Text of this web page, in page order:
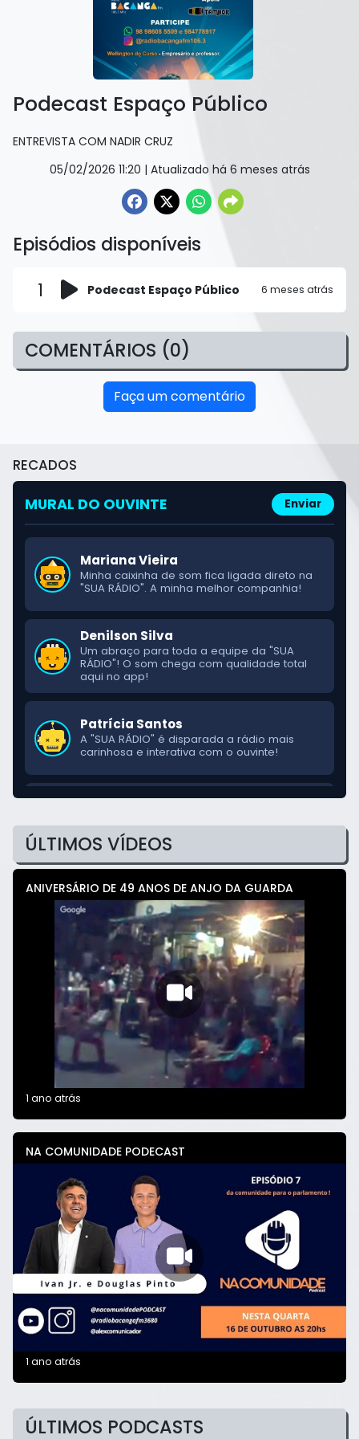
Podecast Espaço Público
ENTREVISTA COM NADIR CRUZ
05/02/2026 11:20 | Atualizado há 6 meses atrás
Episódios disponíveis
1 Podecast Espaço Público 6 meses atrás
COMENTÁRIOS (0)
Faça um comentário
RECADOS
MURAL DO OUVINTE Enviar
Cleiton Borges
A "SUA RÁDIO" é o som da nossa terra! Ligo o
rádio logo cedo!
Mariana Vieira
Minha caixinha de som fica ligada direto na
"SUA RÁDIO". A minha melhor companhia!
Denilson Silva
Um abraço para toda a equipe da "SUA
RÁDIO"! O som chega com qualidade total
aqui no app!
Patrícia Santos
A "SUA RÁDIO" é disparada a rádio mais
carinhosa e interativa com o ouvinte!
Luciana Mendes
equipe técnica e para os ouvintes da "SUA
RÁDIO"!
Jardel Castro
O som da "SUA RÁDIO" é diferenciado
demais! A melhor programação da cidade.
ÚLTIMOS VÍDEOS
ANIVERSÁRIO DE 49 ANOS DE ANJO DA GUARDA
1 ano atrás
NA COMUNIDADE PODECAST
1 ano atrás
ÚLTIMOS PODCASTS